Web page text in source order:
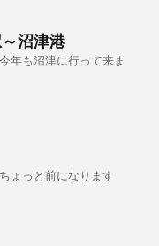
沼津港
年も沼津に行って来ま
ょっと前になります